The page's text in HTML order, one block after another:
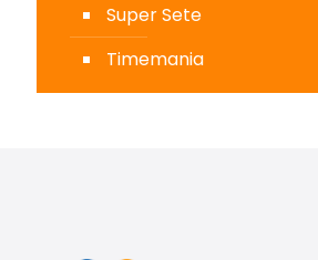
Super Sete
Timemania